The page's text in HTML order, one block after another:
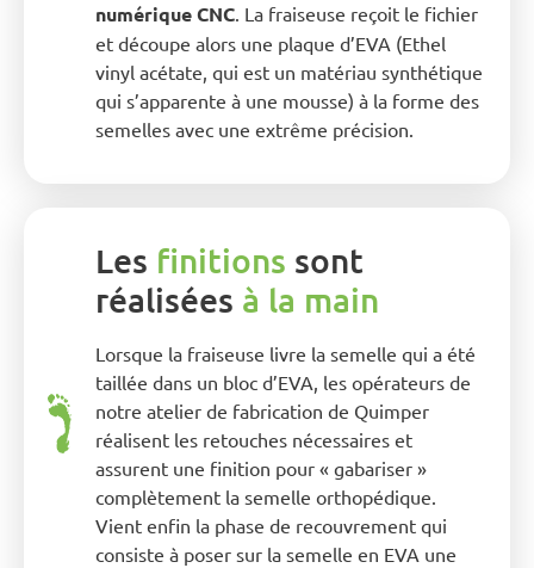
numérique CNC. La fraiseuse reçoit le fichier
et découpe alors une plaque d’EVA (Ethel
vinyl acétate, qui est un matériau synthétique
qui s’apparente à une mousse) à la forme des
semelles avec une extrême précision.
Les finitions sont
réalisées à la main
Lorsque la fraiseuse livre la semelle qui a été
taillée dans un bloc d’EVA, les opérateurs de
notre atelier de fabrication de Quimper
réalisent les retouches nécessaires et
assurent une finition pour « gabariser »
complètement la semelle orthopédique.
Vient enfin la phase de recouvrement qui
consiste à poser sur la semelle en EVA une